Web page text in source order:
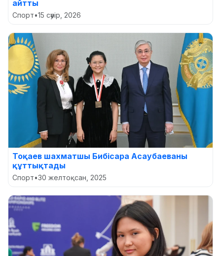
айтты
Спорт•15 сәуір, 2026
Тоқаев шахматшы Бибісара Асаубаеваны
құттықтады
Спорт•30 желтоқсан, 2025